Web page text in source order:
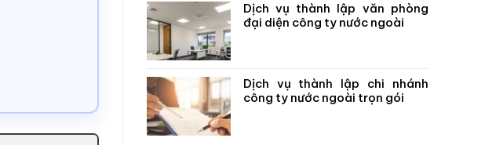
Dịch vụ thành lập văn phòng
đại diện công ty nước ngoài
Dịch vụ thành lập chi nhánh
công ty nước ngoài trọn gói